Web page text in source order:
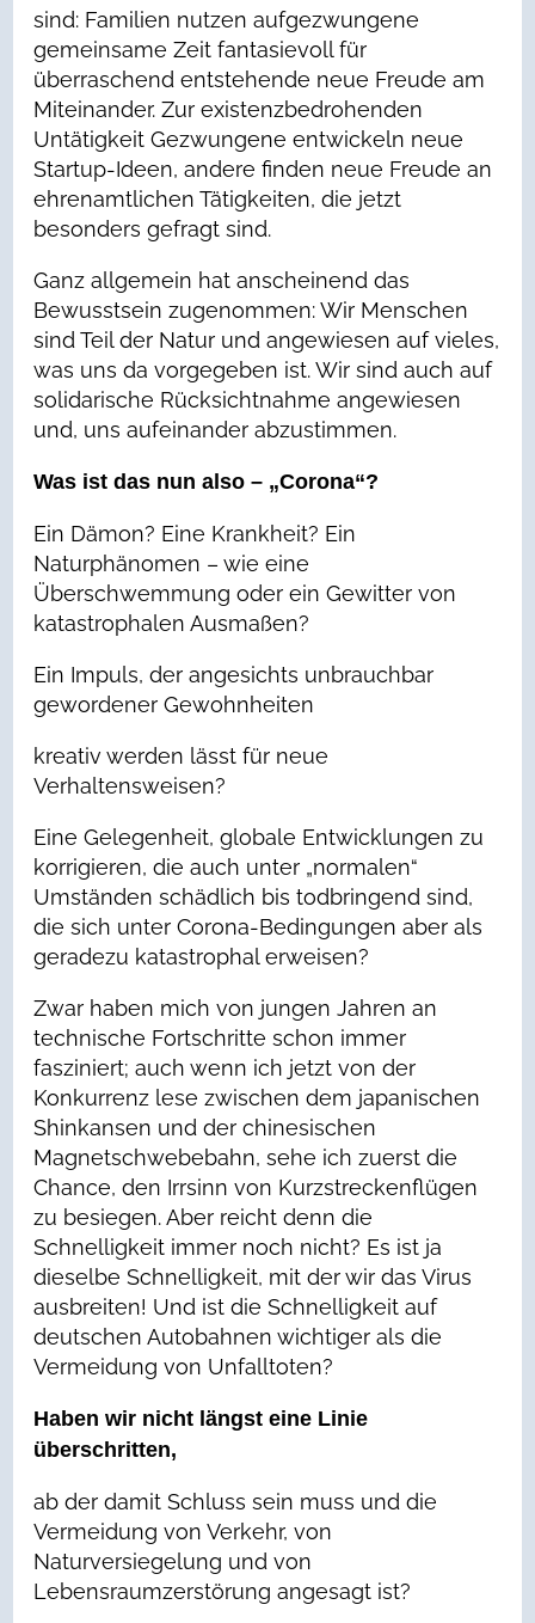
sind: Familien nutzen aufgezwungene
gemeinsame Zeit fantasievoll für
überraschend entstehende neue Freude am
Miteinander. Zur existenzbedrohenden
Untätigkeit Gezwungene entwickeln neue
Startup-Ideen, andere finden neue Freude an
ehrenamtlichen Tätigkeiten, die jetzt
besonders gefragt sind.
Ganz allgemein hat anscheinend das
Bewusstsein zugenommen: Wir Menschen
sind Teil der Natur und angewiesen auf vieles,
was uns da vorgegeben ist. Wir sind auch auf
solidarische Rücksichtnahme angewiesen
und, uns aufeinander abzustimmen.
Was ist das nun also – „Corona“?
Ein Dämon? Eine Krankheit? Ein
Naturphänomen – wie eine
Überschwemmung oder ein Gewitter von
katastrophalen Ausmaßen?
Ein Impuls, der angesichts unbrauchbar
gewordener Gewohnheiten
kreativ werden lässt für neue
Verhaltensweisen?
Eine Gelegenheit, globale Entwicklungen zu
korrigieren, die auch unter „normalen“
Umständen schädlich bis todbringend sind,
die sich unter Corona-Bedingungen aber als
geradezu katastrophal erweisen?
Zwar haben mich von jungen Jahren an
technische Fortschritte schon immer
fasziniert; auch wenn ich jetzt von der
Konkurrenz lese zwischen dem japanischen
Shinkansen und der chinesischen
Magnetschwebebahn, sehe ich zuerst die
Chance, den Irrsinn von Kurzstreckenflügen
zu besiegen. Aber reicht denn die
Schnelligkeit immer noch nicht? Es ist ja
dieselbe Schnelligkeit, mit der wir das Virus
ausbreiten! Und ist die Schnelligkeit auf
deutschen Autobahnen wichtiger als die
Vermeidung von Unfalltoten?
Haben wir nicht längst eine Linie
überschritten,
ab der damit Schluss sein muss und die
Vermeidung von Verkehr, von
Naturversiegelung und von
Lebensraumzerstörung angesagt ist?